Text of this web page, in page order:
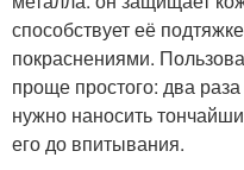
способствует её
покраснениями.
проще простого: два
нужно наносить
его до впитывания.